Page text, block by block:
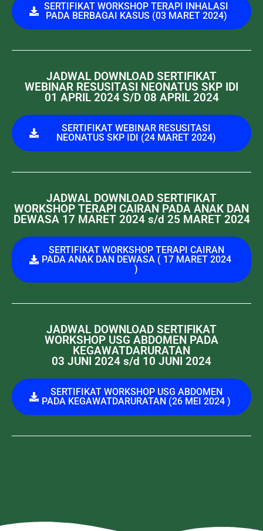
SERTIFIKAT WORKSHOP TERAPI INHALASI
PADA BERBAGAI KASUS (03 MARET 2024)
JADWAL DOWNLOAD SERTIFIKAT
WEBINAR RESUSITASI NEONATUS SKP IDI
01 APRIL 2024 S/D 08 APRIL 2024
SERTIFIKAT WEBINAR RESUSITASI
NEONATUS SKP IDI (24 MARET 2024)
JADWAL DOWNLOAD SERTIFIKAT
WORKSHOP TERAPI CAIRAN PADA ANAK DAN
DEWASA 17 MARET 2024 s/d 25 MARET 2024
SERTIFIKAT WORKSHOP TERAPI CAIRAN
PADA ANAK DAN DEWASA ( 17 MARET 2024
)
JADWAL DOWNLOAD SERTIFIKAT
WORKSHOP USG ABDOMEN PADA
KEGAWATDARURATAN
03 JUNI 2024 s/d 10 JUNI 2024
SERTIFIKAT WORKSHOP USG ABDOMEN
PADA KEGAWATDARURATAN (26 MEI 2024 )